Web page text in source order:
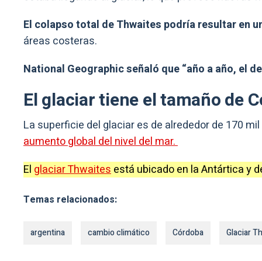
El colapso total de Thwaites podría resultar en
áreas costeras.
National Geographic señaló que “año a año, el
El glaciar tiene el tamaño de
La superficie del glaciar es de alrededor de 170
aumento global del nivel del mar.
El glaciar Thwaitesestá ubicado en la Antártica y
Temas relacionados:
argentina cambio climático Córdoba Glaciar